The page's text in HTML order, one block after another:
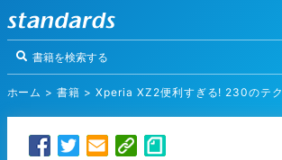
ホーム >書籍 >Xperia XZ2便利すぎる! 230のテ